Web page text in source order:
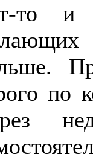
то и
по